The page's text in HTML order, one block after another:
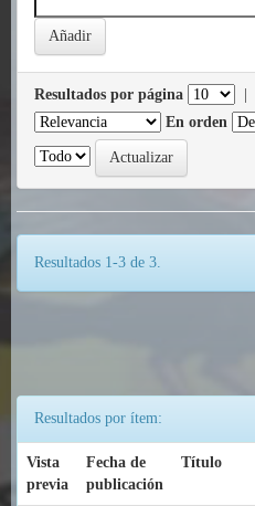
Resultados por página
En orden
Resultados 1-3 de 3.
Resultados por ítem:
Vista
previa
Fecha de
publicación
Título